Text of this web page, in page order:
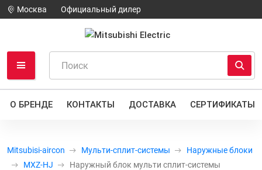
Москва Официальный дилер
О БРЕНДЕ КОНТАКТЫ ДОСТАВКА СЕРТИФИКАТЫ
Mitsubisi-aircon Мульти-сплит-системы
Наружные блоки
MXZ-HJ
Наружный блок мульти сплит-системы